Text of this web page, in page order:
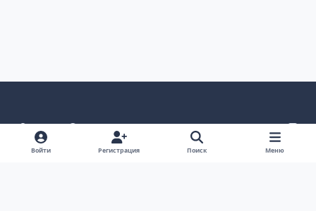
Светлый режим
Темный режим
Как в системе
v
k
Политика конфиденциальности
Войти Регистрация Поиск Меню